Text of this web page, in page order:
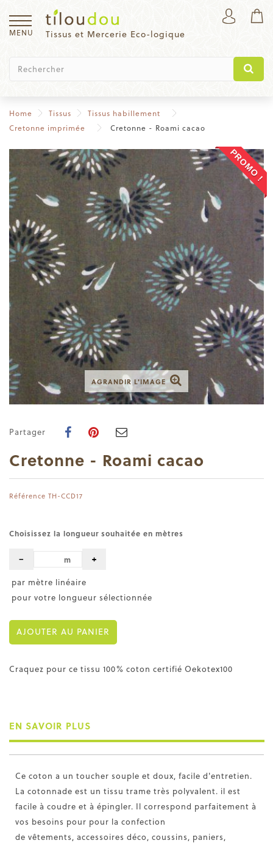
Tissus et Mercerie Eco-logique
MENU
Home Tissus
Tissus habillement
Cretonne imprimée
Cretonne - Roami cacao
PROMO !
AGRANDIR L'IMAGE
Partager
Cretonne - Roami cacao
Référence TH-CCD17
Choisissez la longueur souhaitée en mètres
− +
m
par mètre linéaire
pour votre longueur sélectionnée
AJOUTER AU PANIER
Craquez pour ce tissu 100% coton certifié Oekotex100
EN SAVOIR PLUS
Ce coton a un toucher souple et doux, facile d'entretien.
La cotonnade est un tissu trame très polyvalent. il est
facile à coudre et à épingler. Il correspond parfaitement à
vos besoins pour pour la confection
de vêtements, accessoires déco, coussins, paniers,